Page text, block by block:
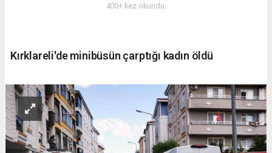
400+ kez okundu.
Kırklareli'de minibüsün çarptığı kadın öldü